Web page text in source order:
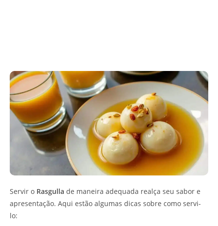
Servir o Rasgulla de maneira adequada realça seu sabor e
apresentação. Aqui estão algumas dicas sobre como servi-
lo: